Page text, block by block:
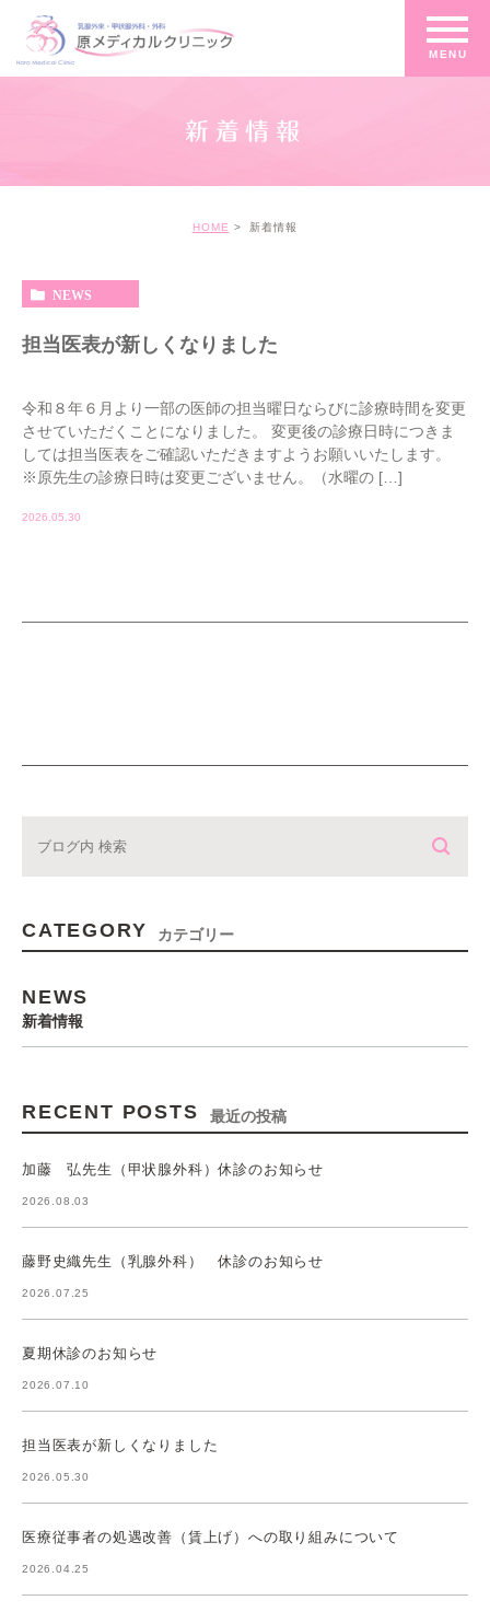
新着情報
HOME 新着情報
NEWS
担当医表が新しくなりました
令和８年６月より一部の医師の担当曜日ならびに診療時間を変更
させていただくことになりました。 変更後の診療日時につきま
しては担当医表をご確認いただきますようお願いいたします。
※原先生の診療日時は変更ございません。（水曜の […]
2026.05.30
CATEGORY カテゴリー
NEWS
新着情報
RECENT POSTS 最近の投稿
加藤 弘先生（甲状腺外科）休診のお知らせ
2026.08.03
藤野史織先生（乳腺外科） 休診のお知らせ
2026.07.25
夏期休診のお知らせ
2026.07.10
担当医表が新しくなりました
2026.05.30
医療従事者の処遇改善（賃上げ）への取り組みについて
2026.04.25